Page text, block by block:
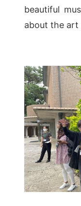
beautiful
about the art